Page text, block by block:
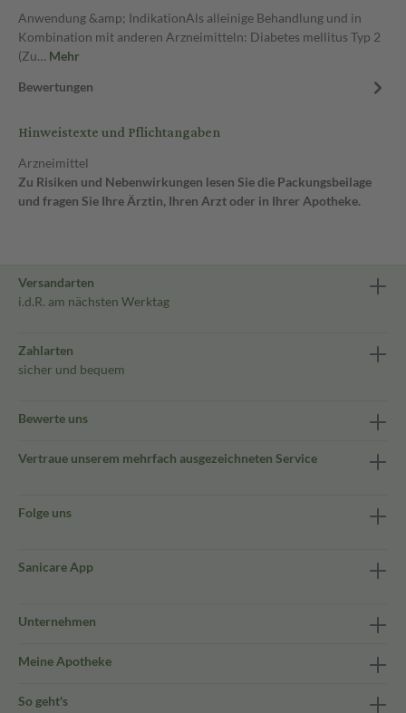
Anwendung &amp; IndikationAls alleinige Behandlung und in
Kombination mit anderen Arzneimitteln: Diabetes mellitus Typ 2
(Zu… Mehr
Bewertungen
Hinweistexte und Pflichtangaben
Arzneimittel
Zu Risiken und Nebenwirkungen lesen Sie die Packungsbeilage
und fragen Sie Ihre Ärztin, Ihren Arzt oder in Ihrer Apotheke.
Versandarten
i.d.R. am nächsten Werktag
Zahlarten
sicher und bequem
Bewerte uns
Vertraue unserem mehrfach ausgezeichneten Service
Folge uns
Sanicare App
Unternehmen
Meine Apotheke
So geht's